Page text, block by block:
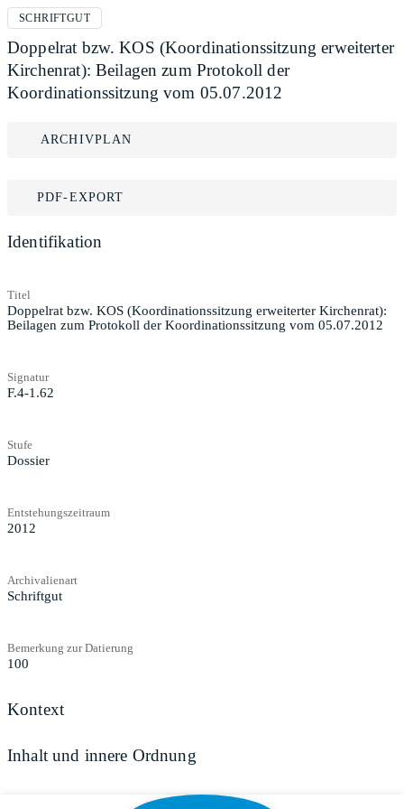
SCHRIFTGUT
Doppelrat bzw. KOS (Koordinationssitzung erweiterter
Kirchenrat): Beilagen zum Protokoll der
Koordinationssitzung vom 05.07.2012
ARCHIVPLAN
PDF-EXPORT
Identifikation
Titel
Doppelrat bzw. KOS (Koordinationssitzung erweiterter Kirchenrat):
Beilagen zum Protokoll der Koordinationssitzung vom 05.07.2012
Signatur
F.4-1.62
Stufe
Dossier
Entstehungszeitraum
2012
Archivalienart
Schriftgut
Bemerkung zur Datierung
100
Kontext
Inhalt und innere Ordnung
Zugangs- und Benutzungsbestimmungen